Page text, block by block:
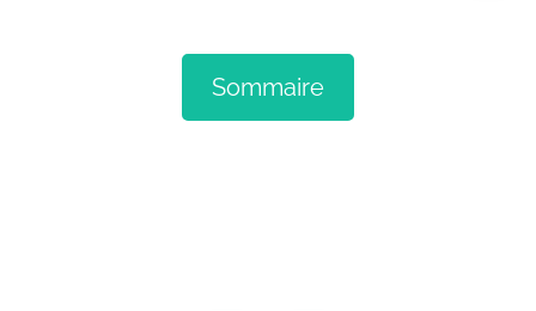
Sommaire